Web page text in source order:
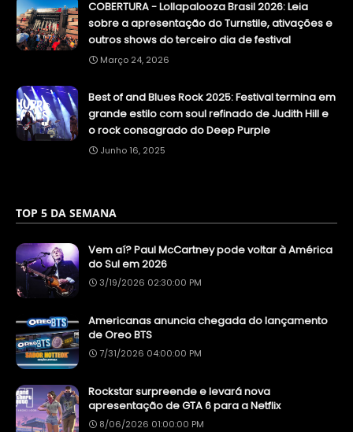
COBERTURA - Lollapalooza Brasil 2026: Leia
sobre a apresentação do Turnstile, ativações e
outros shows do terceiro dia de festival
Março 24, 2026
Best of and Blues Rock 2025: Festival termina em
grande estilo com soul refinado de Judith Hill e
o rock consagrado do Deep Purple
Junho 16, 2025
TOP 5 DA SEMANA
Vem aí? Paul McCartney pode voltar à América
do Sul em 2026
3/19/2026 02:30:00 PM
Americanas anuncia chegada do lançamento
de Oreo BTS
7/31/2026 04:00:00 PM
Rockstar surpreende e levará nova
apresentação de GTA 6 para a Netflix
8/06/2026 01:00:00 PM